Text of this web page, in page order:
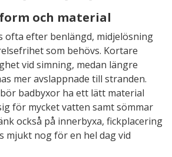
och material
ofta efter benlängd, midjelösning
som behövs. Kortare
vid simning, medan längre
mer avslappnade till stranden.
badbyxor ha ett lätt material
för mycket vatten samt sömmar
också på innerbyxa, fickplacering
mjukt nog för en hel dag vid